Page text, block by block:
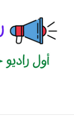
المحتوى
الكويت